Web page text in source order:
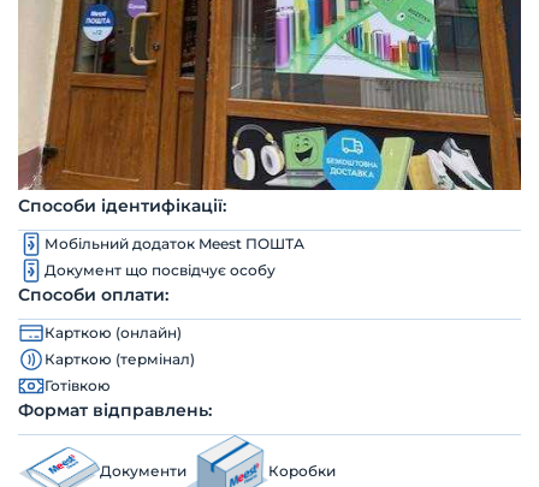
Способи ідентифікації:
Мобільний додаток Meest ПОШТА
Документ що посвідчує особу
Способи оплати:
Карткою (онлайн)
Карткою (термінал)
Готівкою
Формат відправлень:
Документи Коробки